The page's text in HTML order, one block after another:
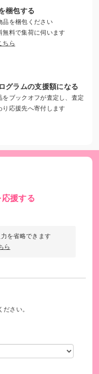
梱包する
品を梱包ください
無料で集荷に伺います
ちら
グラムの支援額になる
をブックオフが査定し、査定
り応援先へ寄付します
援する
を省略できます
ら
さい。